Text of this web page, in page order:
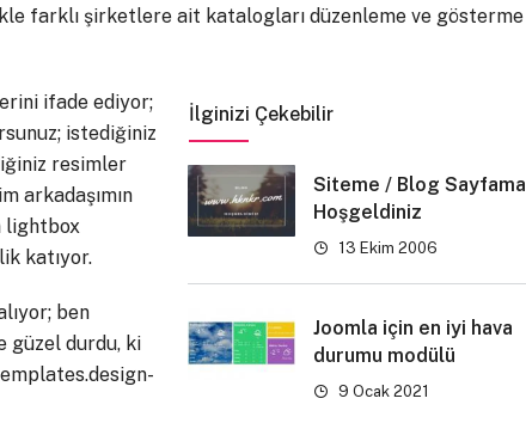
farklı şirketlere ait katalogları düzenleme ve gösterme
İlginizi Çekebilir
Siteme / Blog Sayfama
Hoşgeldiniz
13 Ekim 2006
Joomla için en iyi hava
durumu modülü
9 Ocak 2021
ifade ediyor;
istediğiniz
resimler
arkadaşımın
lightbox
katıyor.
ben
güzel durdu, ki